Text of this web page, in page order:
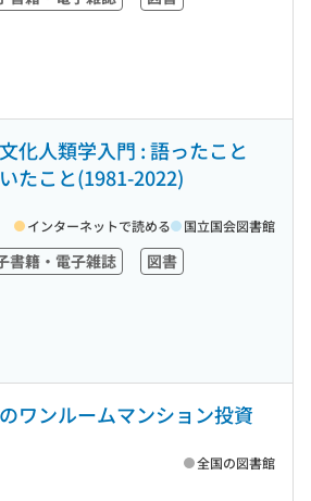
化人類学入門 : 語ったこと
たこと(1981-2022)
書籍・電子雑誌 図書
インターネットで読める 国立国会図書館
ワンルームマンション投資
全国の図書館